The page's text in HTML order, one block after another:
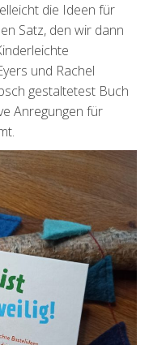
die Ideen für
Satz, den wir dann
und Rachel
gestaltetest Buch
Anregungen für